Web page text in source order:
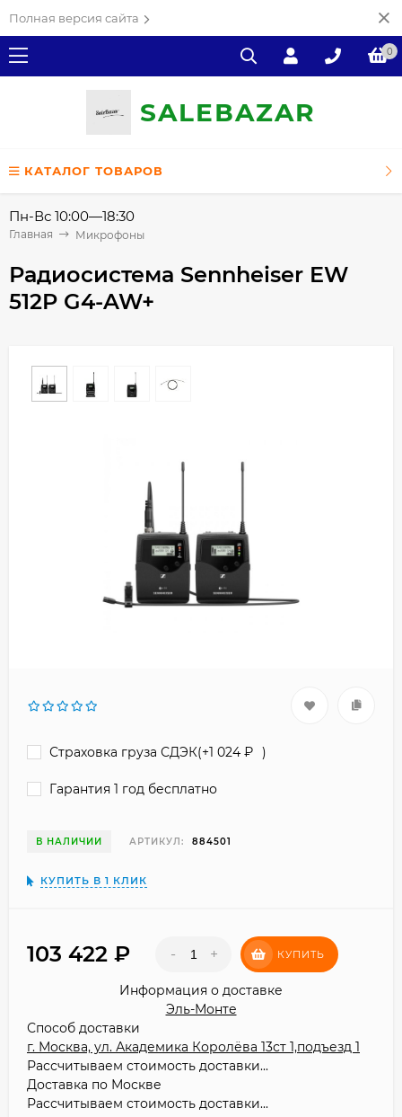
Полная версия сайта
0
SALEВAZAR
КАТАЛОГ ТОВАРОВ
Пн-Вс 10:00—18:30
Главная Микрофоны
Радиосистема Sennheiser EW
512P G4-AW+
Страховка груза СДЭК(+1 024 )
Гарантия 1 год бесплатно
В НАЛИЧИИ АРТИКУЛ: 884501
КУПИТЬ В 1 КЛИК
103 422 - + КУПИТЬ
Информация о доставке
Эль-Монте
Способ доставки
г. Москва, ул. Академика Королёва 13ст 1,подъезд 1
Рассчитываем стоимость доставки...
Доставка по Москве
Рассчитываем стоимость доставки...